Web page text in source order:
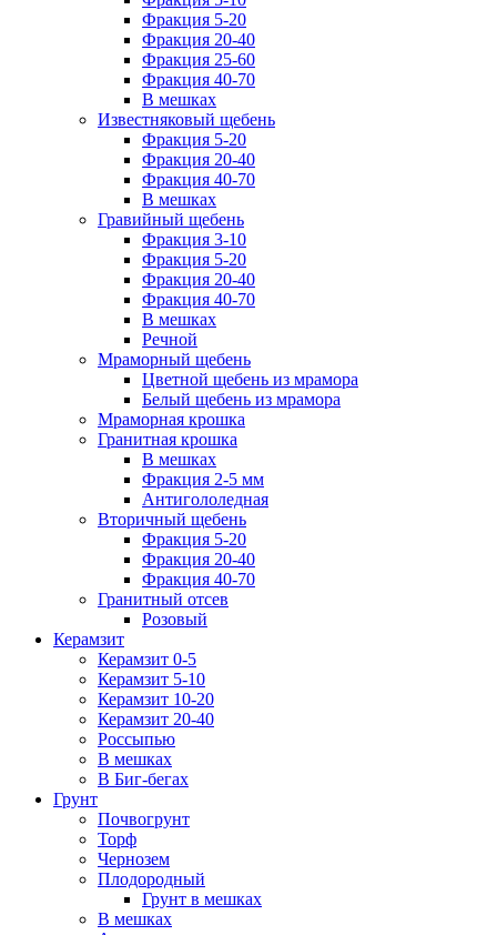
Фракция 5-20
Фракция 20-40
Фракция 25-60
Фракция 40-70
В мешках
Известняковый щебень
Фракция 5-20
Фракция 20-40
Фракция 40-70
В мешках
Гравийный щебень
Фракция 3-10
Фракция 5-20
Фракция 20-40
Фракция 40-70
В мешках
Речной
Мраморный щебень
Цветной щебень из мрамора
Белый щебень из мрамора
Мраморная крошка
Гранитная крошка
В мешках
Фракция 2-5 мм
Антигололедная
Вторичный щебень
Фракция 5-20
Фракция 20-40
Фракция 40-70
Гранитный отсев
Розовый
Керамзит
Керамзит 0-5
Керамзит 5-10
Керамзит 10-20
Керамзит 20-40
Россыпью
В мешках
В Биг-бегах
Грунт
Почвогрунт
Торф
Чернозем
Плодородный
Грунт в мешках
В мешках